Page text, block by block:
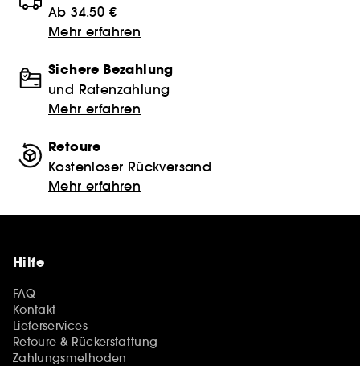
Ab 34.50 €
Mehr erfahren
Sichere Bezahlung
und Ratenzahlung
Mehr erfahren
Retoure
Kostenloser Rückversand
Mehr erfahren
Hilfe
FAQ
Kontakt
Lieferservices
Retoure & Rückerstattung
Zahlungsmethoden